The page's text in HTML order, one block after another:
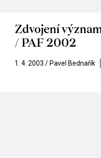
Zdvojení
/ PAF 2002
1. 4. 2003 / Pavel Bednařík